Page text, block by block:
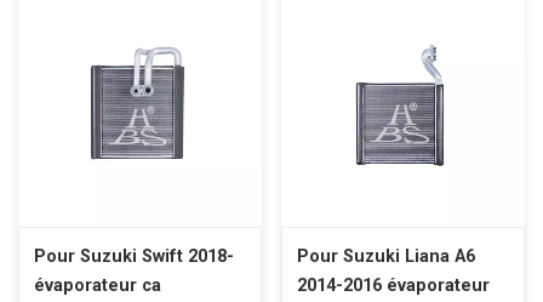
Pour Suzuki Swift 2018-
évaporateur ca
Pour Suzuki Liana A6
2014-2016 évaporateur